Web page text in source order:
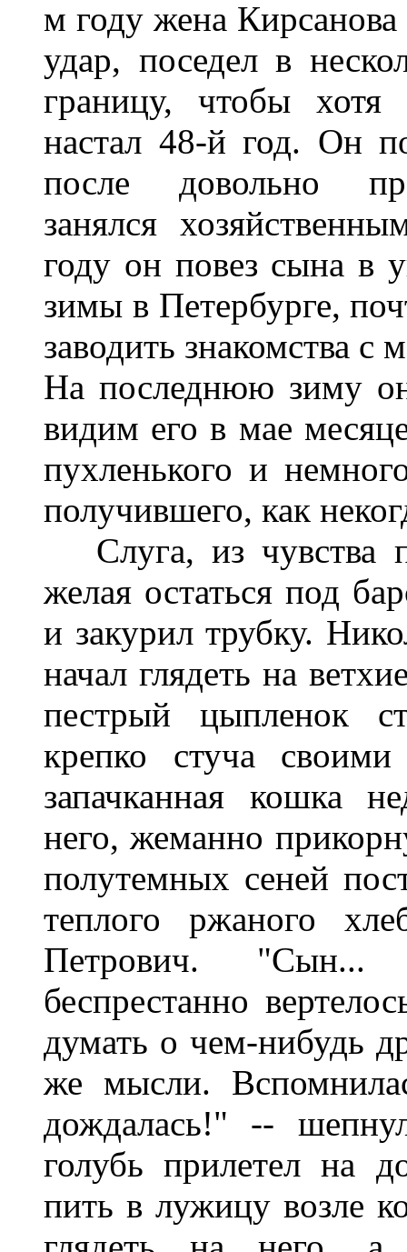
м году жена Кирсанова
удар, поседел в
границу, чтобы хотя
настал 48-й год. Он
после довольно
занялся
году он повез сына в
зимы в Петербурге,
заводить знакомства
На последнюю зиму
видим его в мае
пухленького и
получившего, как
Слуга, из чувства
желая остаться под
и закурил трубку.
начал глядеть на
пестрый цыпленок
крепко стуча
запачканная кошка
него, жеманно
полутемных сеней
теплого ржаного
Петрович. "Сын...
беспрестанно
думать о чем-нибудь
же мысли.
дождалась!" --
голубь прилетел на
пить в лужицу возле